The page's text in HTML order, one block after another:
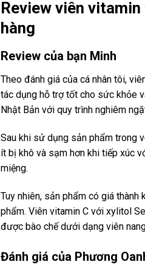
Review viên
hàng
Review của bạn Minh
Theo đánh giá của cá nhân tôi,
tác dụng hỗ trợ tốt cho sức khỏe
Nhật Bản với quy trình nghiêm
Sau khi sử dụng sản phẩm trong
ít bị khô và sạm hơn khi tiếp xúc
miệng.
Tuy nhiên, sản phẩm có giá
phẩm. Viên vitamin C với xylitol
được bào chế dưới dạng viên
Đánh giá của Phương